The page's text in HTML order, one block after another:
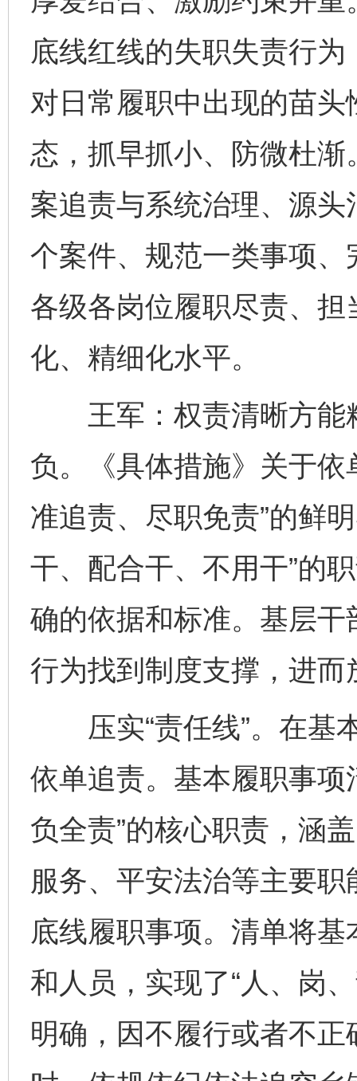
底线红线的失职失责行
对日常履职中出现的苗
态，抓早抓小、防微杜
案追责与系统治理、源
个案件、规范一类事项
各级各岗位履职尽责、
化、精细化水平。
王军：权责清晰方能
负。《具体措施》关于依
准追责、尽职免责”的鲜
干、配合干、不用干”的
确的依据和标准。基层
行为找到制度支撑，进
压实“责任线”。在基
依单追责。基本履职事项
负全责”的核心职责，涵
服务、平安法治等主要
底线履职事项。清单将
和人员，实现了“人、岗
明确，因不履行或者不